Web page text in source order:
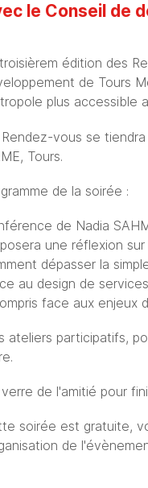
le Conseil de
édition des
de Tours
plus accessible
vous se
Tours.
de la soirée :
de Nadia
une réflexion
dépasser la
au design de
face aux enjeux
ateliers participatifs,
verre de l'amitié pour
soirée est gratuite,
de